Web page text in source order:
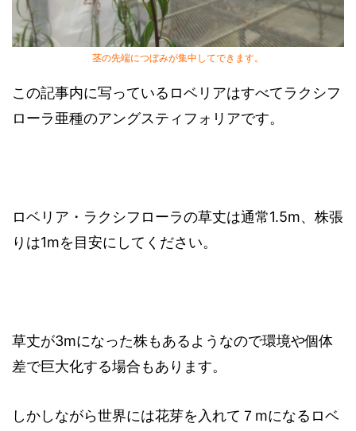
茎の先端につぼみが集中してできます。
この記事内に写っているロベリアはすべてラクシフ
ローラ亜種のアングスティフォリアです。
ロベリア・ラクシフローラの草丈は通常1.5m、株張
りは1mを目安にしてください。
草丈が3mになった株もあるようなので環境や個体
差で巨大化する場合もあります。
しかしながら世界には花芽を入れて７mになるロベ